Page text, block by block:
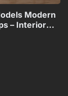
Modern
– Interior